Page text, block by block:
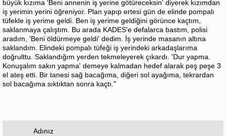
büyük kızıma 'Beni annenin iş yerine götüreceksin' diyerek kızımdan
iş yerimin yerini öğreniyor. Plan yapıp ertesi gün de elinde pompalı
tüfekle iş yerime geldi. Ben iş yerime geldiğini görünce kaçtım,
saklanmaya çalıştım. Bu arada KADES'e defalarca bastım, polisi
aradım, 'Beni öldürmeye geldi' dedim. İş yerinde masanın altına
saklandım. Elindeki pompalı tüfeği iş yerindeki arkadaşlarıma
doğrulttu. Saklandığım yerden tekmeleyerek çıkardı. 'Dur yapma.
Konuşalım sakın yapma' demeye kalmadan hedef alarak peş peşe 3
el ateş etti. Bir tanesi sağ bacağıma, diğeri sol ayağıma, tekrardan
sol bacağıma sıktıktan sonra kaçtı."
Adınız